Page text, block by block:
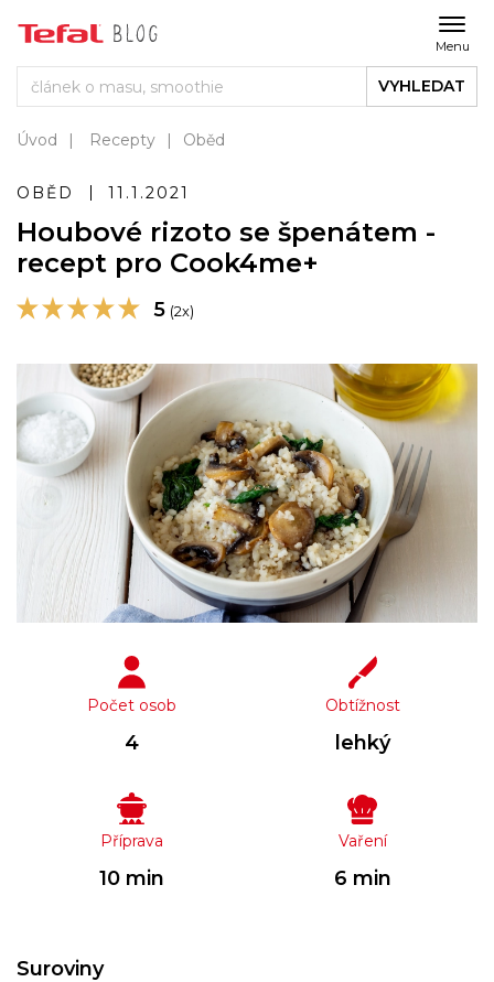
Menu
VYHLEDAT
Úvod Recepty Oběd
OBĚD 11.1.2021
Houbové rizoto se špenátem -
recept pro Cook4me+
5 (2x)
Počet osob
4
Obtížnost
lehký
Příprava
10 min
Vaření
6 min
Suroviny